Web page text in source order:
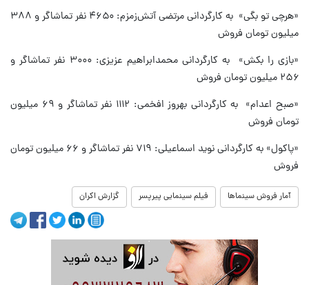
«هرچی تو بگی» به کارگردانی مرتضی آتش‌زمزم: ۴۶۵۰ نفر تماشاگر و ۳۸۸
میلیون تومان فروش
«بازی را بکش» به کارگردانی محمدابراهیم عزیزی: ۳۰۰۰ نفر تماشاگر و
۲۵۶ میلیون تومان فروش
«صبح اعدام» به کارگردانی بهروز افخمی: ۱۱۱۲ نفر تماشاگر و ۶۹ میلیون
تومان فروش
«پاکول» به کارگردانی نوید اسماعیلی: ۷۱۹ نفر تماشاگر و ۶۶ میلیون تومان
فروش
آمار فروش سینماها فیلم سینمایی پیرپسر گزارش اکران